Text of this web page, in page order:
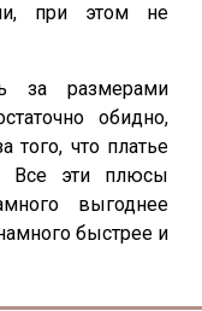
при этом не
за размерами
обидно,
того, что платье
Все эти плюсы
выгоднее
быстрее и